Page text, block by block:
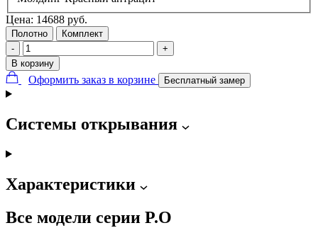
Цена: 14688 руб.
Полотно
Комплект
-
+
В корзину
Оформить заказ в корзине Бесплатный замер
Системы открывания
Характеристики
Все модели серии P.O